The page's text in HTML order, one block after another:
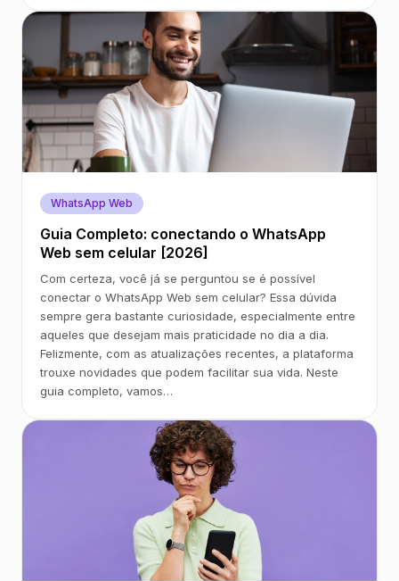
WhatsApp Web
Guia Completo: conectando o WhatsApp
Web sem celular [2026]
Com certeza, você já se perguntou se é possível
conectar o WhatsApp Web sem celular? Essa dúvida
sempre gera bastante curiosidade, especialmente entre
aqueles que desejam mais praticidade no dia a dia.
Felizmente, com as atualizações recentes, a plataforma
trouxe novidades que podem facilitar sua vida. Neste
guia completo, vamos…